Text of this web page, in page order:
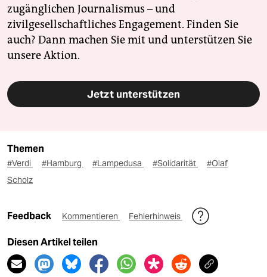
zugänglichen Journalismus – und
zivilgesellschaftliches Engagement. Finden Sie
auch? Dann machen Sie mit und unterstützen Sie
unsere Aktion.
Jetzt unterstützen
Themen
#Verdi #Hamburg #Lampedusa #Solidarität
#Olaf
Scholz
Feedback Kommentieren Fehlerhinweis
Diesen Artikel teilen